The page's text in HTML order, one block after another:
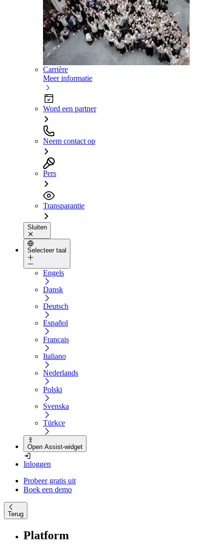
Carrière
Meer informatie
Word een partner
Neem contact op
Pers
Transparantie
Sluiten
Selecteer taal
Engels
Dansk
Deutsch
Español
Français
Italiano
Nederlands
Polski
Svenska
Türkçe
Open Assist-widget
Inloggen
Probeer gratis uit
Boek een demo
Terug
Platform